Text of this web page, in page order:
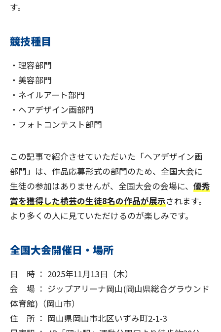
す。
競技種目
・理容部門
・美容部門
・ネイルアート部門
・ヘアデザイン画部門
・フォトコンテスト部門
この記事で紹介させていただいた「ヘアデザイン画
部門」は、作品応募形式の部門のため、全国大会に
生徒の参加はありませんが、全国大会の会場に、優秀
賞を獲得した横芸の生徒8名の作品が展示されます。
より多くの人に見ていただけるのが楽しみです。
全国大会開催日・場所
日 時 ： 2025年11月13日（木）
会 場 ： ジップアリーナ岡山(岡山県総合グラウンド
体育館)（岡山市）
住 所 ： 岡山県岡山市北区いずみ町2-1-3